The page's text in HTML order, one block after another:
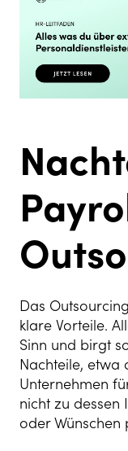
Das
klare Vorteile.
Sinn und birgt
Nachteile, etwa
Unternehmen
nicht zu dessen
oder Wünschen